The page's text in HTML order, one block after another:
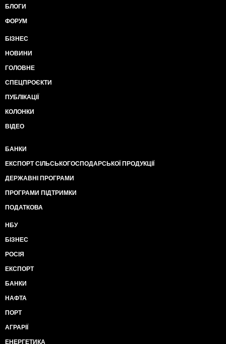
БЛОГИ
ФОРУМ
БІЗНЕС
НОВИНИ
ГОЛОВНЕ
СПЕЦПРОЄКТИ
ПУБЛІКАЦІЇ
КОЛОНКИ
ВІДЕО
БАНКИ
ЕКСПОРТ СІЛЬСЬКОГОСПОДАРСЬКОЇ ПРОДУКЦІЇ
ДЕРЖАВНІ ПРОГРАМИ
ПРОГРАМИ ПІДТРИМКИ
ПОДАТКОВА
НБУ
БІЗНЕС
РОСІЯ
ЕКСПОРТ
БАНКИ
НАФТА
ПОРТ
АГРАРІЇ
ЕНЕРГЕТИКА